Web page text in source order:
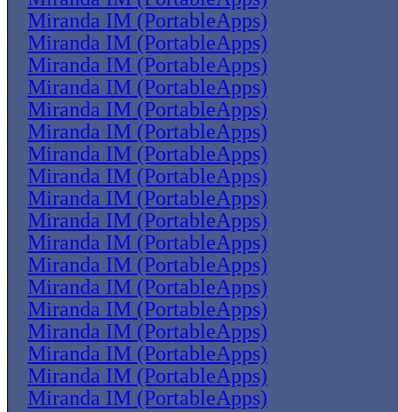
Miranda IM (PortableApps)
Miranda IM (PortableApps)
Miranda IM (PortableApps)
Miranda IM (PortableApps)
Miranda IM (PortableApps)
Miranda IM (PortableApps)
Miranda IM (PortableApps)
Miranda IM (PortableApps)
Miranda IM (PortableApps)
Miranda IM (PortableApps)
Miranda IM (PortableApps)
Miranda IM (PortableApps)
Miranda IM (PortableApps)
Miranda IM (PortableApps)
Miranda IM (PortableApps)
Miranda IM (PortableApps)
Miranda IM (PortableApps)
Miranda IM (PortableApps)